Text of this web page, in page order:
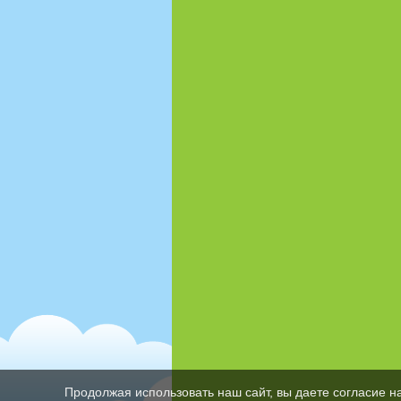
Продолжая использовать наш сайт, вы даете согласие